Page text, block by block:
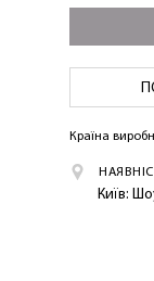
Країна
Київ: